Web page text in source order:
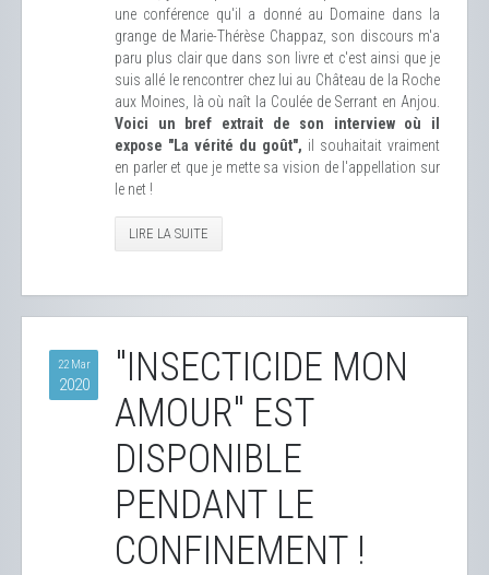
une conférence qu'il a donné au Domaine dans la
grange de Marie-Thérèse Chappaz, son discours m'a
paru plus clair que dans son livre et c'est ainsi que je
suis allé le rencontrer chez lui au Château de la Roche
aux Moines, là où naît la Coulée de Serrant en Anjou.
Voici un bref extrait de son interview où il
expose "La vérité du goût", il souhaitait vraiment
en parler et que je mette sa vision de l'appellation sur
le net !
LIRE LA SUITE
22 Mar
2020
"INSECTICIDE MON
AMOUR" EST
DISPONIBLE
PENDANT LE
CONFINEMENT !